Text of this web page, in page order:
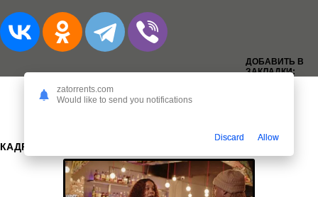
ДОБАВИТЬ В
ЗАКЛАДКИ:
КАДРЫ:
zatorrents.com
Would like to send you notifications
Discard Allow